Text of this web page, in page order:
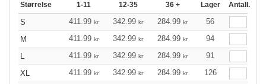
Størrelse 1-11 12-35 36 + Lager Antall.
S 411.99 kr 342.99 kr 284.99 kr
56
M
411.99 kr 342.99 kr 284.99 kr
94
L
411.99 kr 342.99 kr 284.99 kr
91
XL
411.99 kr 342.99 kr 284.99 kr
126